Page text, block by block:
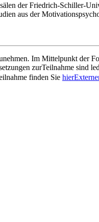
der Friedrich-Schiller-
aus der
Im Mittelpunkt der
zurTeilnahme sind
finden Sie hier